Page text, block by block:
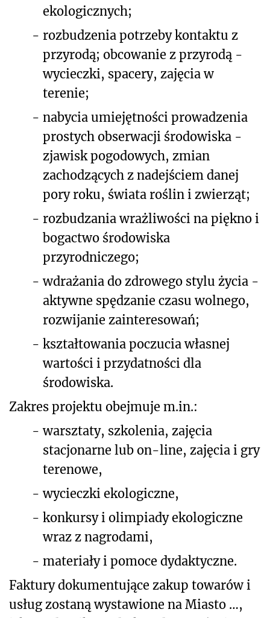
ekologicznych;
- rozbudzenia potrzeby kontaktu z
przyrodą; obcowanie z przyrodą -
wycieczki, spacery, zajęcia w
terenie;
- nabycia umiejętności prowadzenia
prostych obserwacji środowiska -
zjawisk pogodowych, zmian
zachodzących z nadejściem danej
pory roku, świata roślin i zwierząt;
- rozbudzania wrażliwości na piękno i
bogactwo środowiska
przyrodniczego;
- wdrażania do zdrowego stylu życia -
aktywne spędzanie czasu wolnego,
rozwijanie zainteresowań;
- kształtowania poczucia własnej
wartości i przydatności dla
środowiska.
Zakres projektu obejmuje m.in.:
- warsztaty, szkolenia, zajęcia
stacjonarne lub on-line, zajęcia i gry
terenowe,
- wycieczki ekologiczne,
- konkursy i olimpiady ekologiczne
wraz z nagrodami,
- materiały i pomoce dydaktyczne.
Faktury dokumentujące zakup towarów i
usług zostaną wystawione na Miasto …,